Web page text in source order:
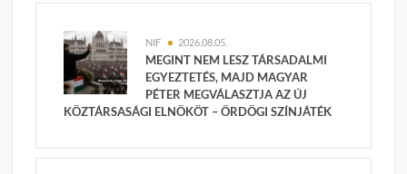
NIF 2026.08.05.
MEGINT NEM LESZ TÁRSADALMI
EGYEZTETÉS, MAJD MAGYAR
PÉTER MEGVÁLASZTJA AZ ÚJ
KÖZTÁRSASÁGI ELNÖKÖT – ÖRDÖGI SZÍNJÁTÉK